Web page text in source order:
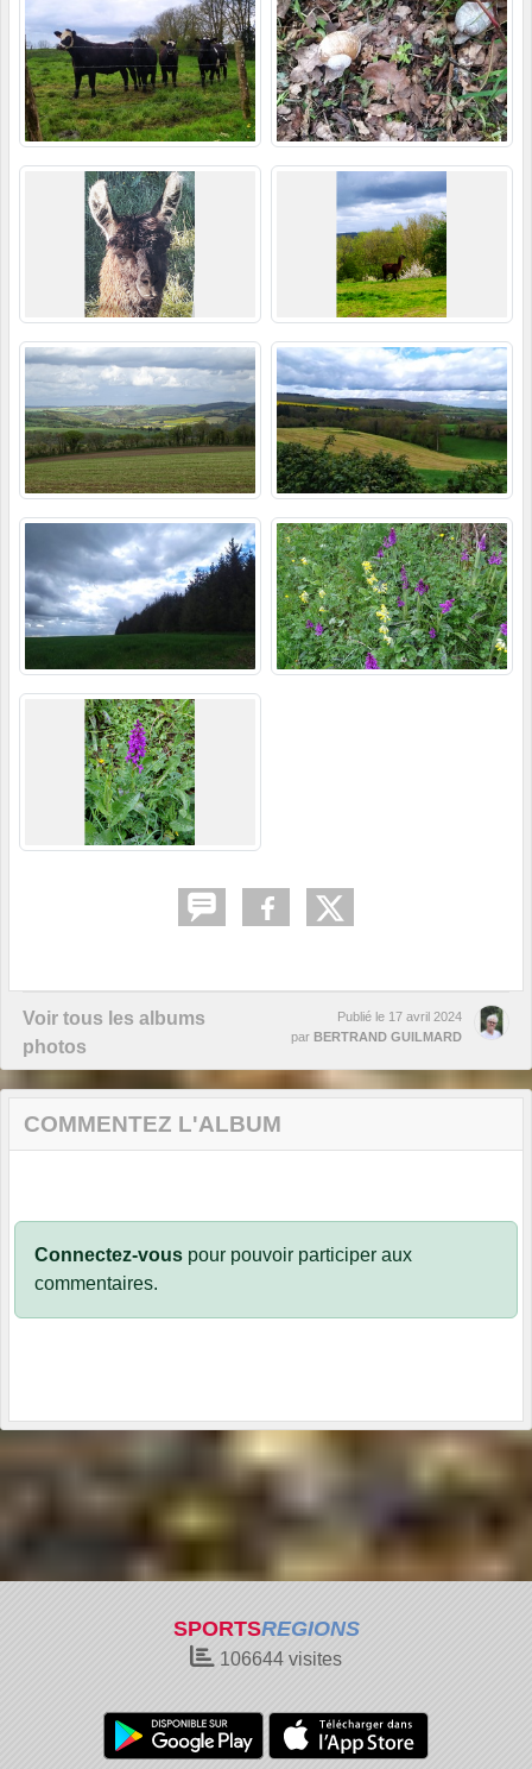
Voir tous les albums
photos
Publié le 17 avril 2024
par BERTRAND GUILMARD
COMMENTEZ L'ALBUM
Connectez-vous pour pouvoir participer aux
commentaires.
SPORTSREGIONS
106644 visites